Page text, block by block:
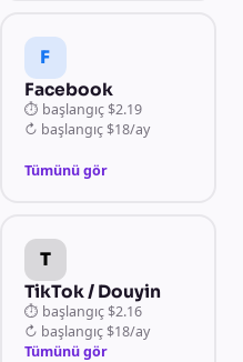
F
Facebook
⏱ başlangıç $2.19
↻ başlangıç $18/ay
Tümünü gör
T
TikTok / Douyin
⏱ başlangıç $2.16
↻ başlangıç $18/ay
Tümünü gör